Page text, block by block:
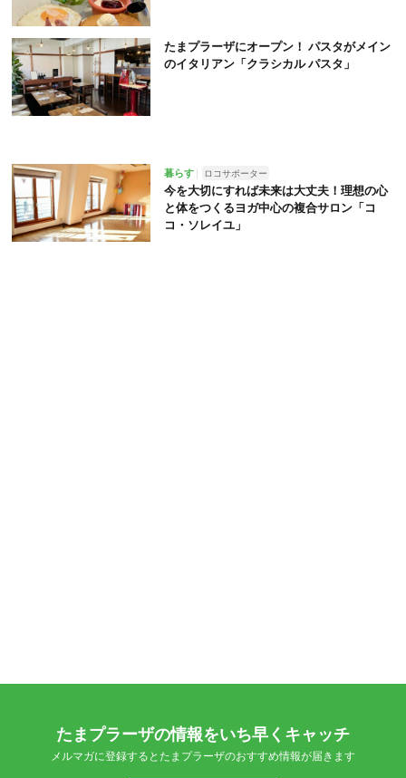
たまプラーザにオープン！ パスタがメイン
のイタリアン「クラシカル パスタ」
暮らす ロコサポーター
今を大切にすれば未来は大丈夫！理想の心
と体をつくるヨガ中心の複合サロン「コ
コ・ソレイユ」
たまプラーザの情報をいち早くキャッチ
メルマガに登録するとたまプラーザのおすすめ情報が届きます